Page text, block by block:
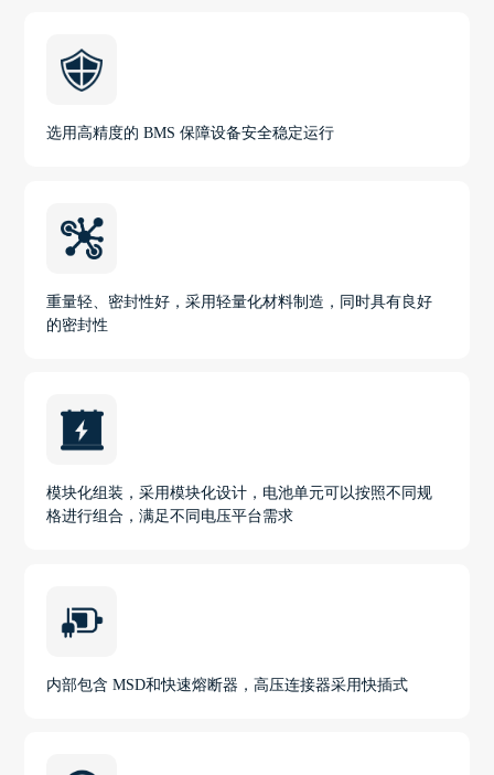
选用高精度的 BMS 保障设备安全稳定运行
重量轻、密封性好，采用轻量化材料制造，同时具有良好
的密封性
模块化组装，采用模块化设计，电池单元可以按照不同规
格进行组合，满足不同电压平台需求
内部包含 MSD和快速熔断器，高压连接器采用快插式